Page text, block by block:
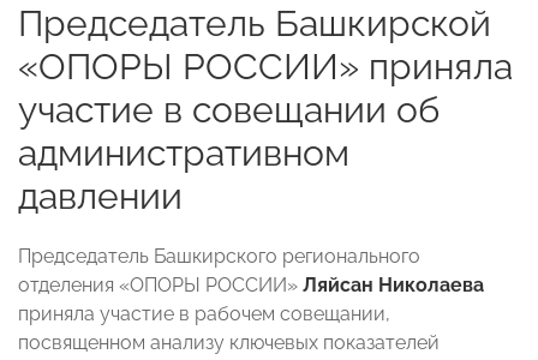
Председатель Башкирской
«ОПОРЫ РОССИИ» приняла
участие в совещании об
административном
давлении
Председатель Башкирского регионального
отделения «ОПОРЫ РОССИИ» Ляйсан Николаева
приняла участие в рабочем совещании,
посвященном анализу ключевых показателей